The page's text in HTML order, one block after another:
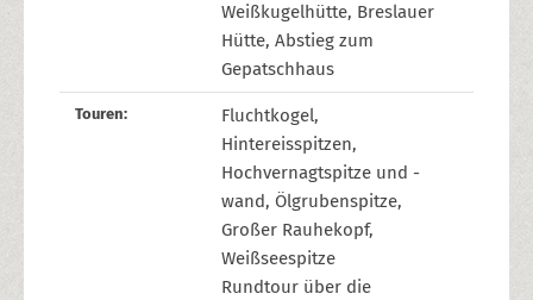
Weißkugelhütte, Breslauer
Hütte, Abstieg zum
Gepatschhaus
Touren:
Fluchtkogel,
Hintereisspitzen,
Hochvernagtspitze und -
wand, Ölgrubenspitze,
Großer Rauhekopf,
Weißseespitze
Rundtour über die